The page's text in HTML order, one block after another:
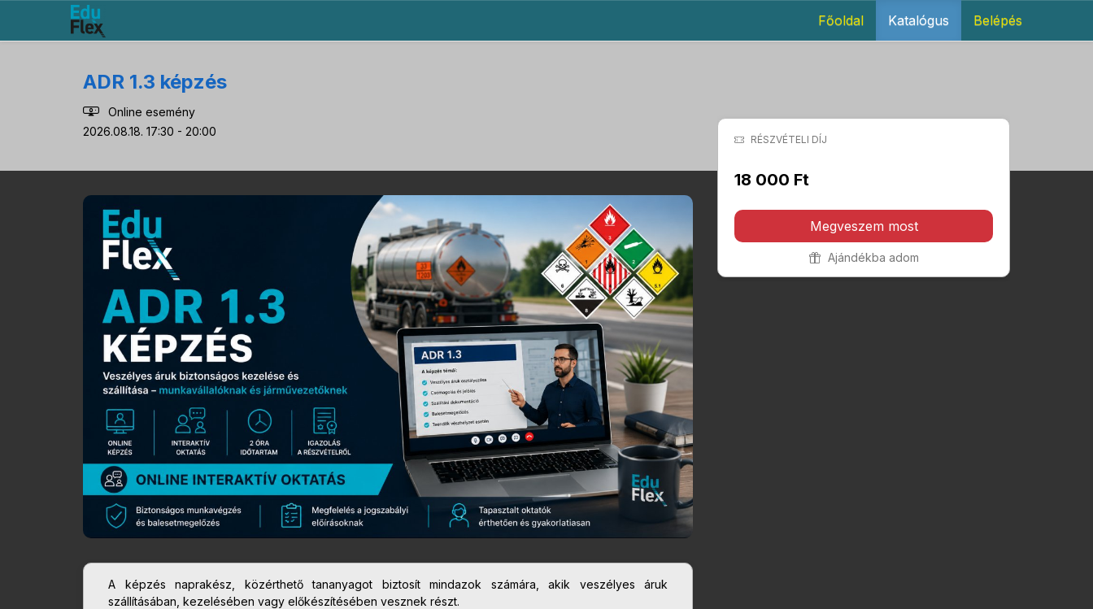
Főoldal Katalógus Belépés
ADR 1.3 képzés
Online esemény
2026.08.18. 17:30 - 20:00
A képzés naprakész, közérthető tananyagot biztosít mindazok számára, akik veszélyes áruk
szállításában, kezelésében vagy előkészítésében vesznek részt.
RÉSZVÉTELI DÍJ
18 000 Ft
Megveszem most
Ajándékba adom